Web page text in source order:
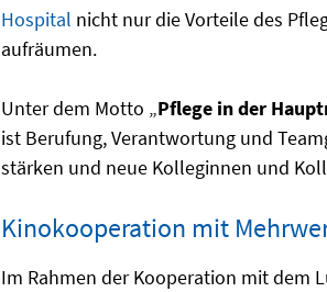
Hospital nicht nur die Vorteile des
aufräumen.
Unter dem Motto „Pflege in der
ist Berufung, Verantwortung und
stärken und neue Kolleginnen und
Kinokooperation mit
Im Rahmen der Kooperation mit dem